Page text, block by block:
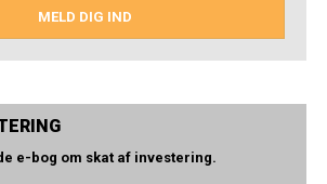
MELD DIG IND
e-bog om skat af investering.